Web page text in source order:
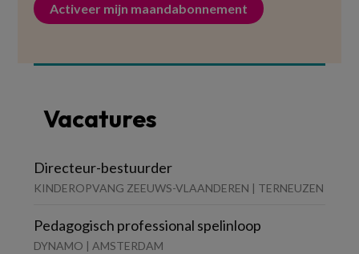
Activeer mijn maandabonnement
Vacatures
Directeur-bestuurder
KINDEROPVANG ZEEUWS-VLAANDEREN | TERNEUZEN
Pedagogisch professional spelinloop
DYNAMO | AMSTERDAM